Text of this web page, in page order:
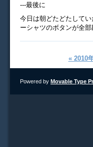
---最後に
今日は朝どたどたして
ーシャツのボタンが全
« 2010
Powered by Movable Type